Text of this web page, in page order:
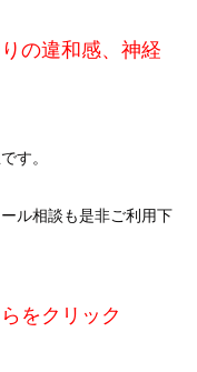
の違和感、神経
す。
ル相談も是非ご利用下
をクリック